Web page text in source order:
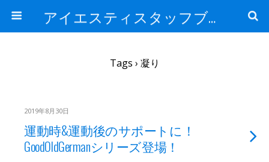
アイエスティスタッフブログ
Tags › 凝り
2019年8月30日
運動時&運動後のサポートに！
GoodOldGermanシリーズ登場！